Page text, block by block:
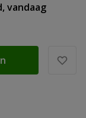
vandaag